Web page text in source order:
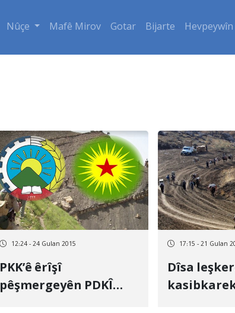
Nûçe Mafê Mirov Gotar Bijarte Hevpeywîn
12:24 - 24 Gulan 2015
PKK’ê êrîşî
pêşmergeyên PDKÎ
17:15 - 21 Gulan
Dîsa